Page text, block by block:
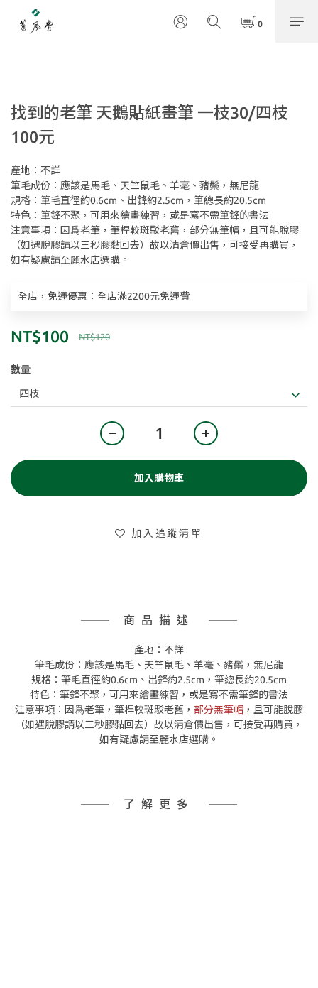
找到的老筆 天鵝貼紙畫筆 一枝30/四枝
100元
產地：不詳
筆毛成份：應該是馬毛、天竺鼠毛、羊毫、豬鬃，無尼龍
規格：筆毛直徑約0.6cm、出鋒約2.5cm，筆總長約20.5cm
特色：筆鋒不聚，可用來繪畫練習，或是寫不需筆鋒的書法
注意事項：因爲老筆，筆桿較斑駁老舊，部分無筆帽，且可能脫膠
（如遇脫膠請以三秒膠黏回去）故以清倉價出售，可接受再購買，
如有疑慮請至麗水店選購。
全店，免運優惠：全店滿2200元免運費
NT$120
NT$100
數量
加入購物車
加入追蹤清單
商品描述
產地：不詳
筆毛成份：應該是馬毛、天竺鼠毛、羊毫、豬鬃，無尼龍
規格：筆毛直徑約0.6cm、出鋒約2.5cm，筆總長約20.5cm
特色：筆鋒不聚，可用來繪畫練習，或是寫不需筆鋒的書法
注意事項：因爲老筆，筆桿較斑駁老舊， 部分無筆帽 ，且可能脫膠
（如遇脫膠請以三秒膠黏回去）故以清倉價出售，可接受再購買，
如有疑慮請至麗水店選購。
了解更多